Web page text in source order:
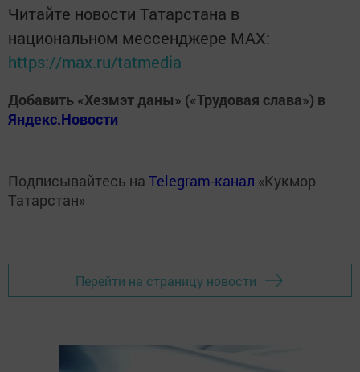
Читайте новости Татарстана в
национальном мессенджере MАХ:
https://max.ru/tatmedia
Добавить «Хезмэт даны» («Трудовая слава») в
Яндекс.Новости
Подписывайтесь на Telegram-канал «Кукмор
Татарстан»
Перейти на страницу новости